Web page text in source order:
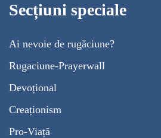
Secțiuni speciale
Ai nevoie de rugăciune?
Rugaciune-Prayerwall
Devoțional
Creaționism
Pro-Viață